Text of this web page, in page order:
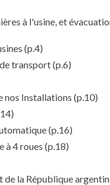
à l'usine, et
(p.4)
transport(p.6)
nos Installations (p.10)
(p.16)
à 4 roues (p.18)
la République